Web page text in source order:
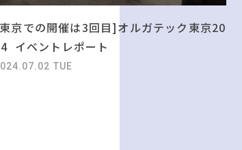
京での開催は3回目]オルガテック東京20
イベントレポート
TUE